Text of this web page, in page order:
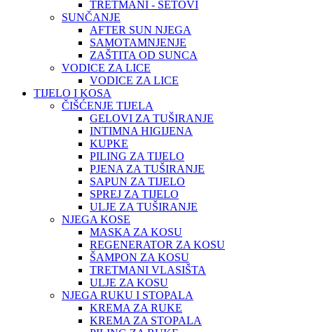
TRETMANI - SETOVI
SUNČANJE
AFTER SUN NJEGA
SAMOTAMNJENJE
ZAŠTITA OD SUNCA
VODICE ZA LICE
VODICE ZA LICE
TIJELO I KOSA
ČIŠĆENJE TIJELA
GELOVI ZA TUŠIRANJE
INTIMNA HIGIJENA
KUPKE
PILING ZA TIJELO
PJENA ZA TUŠIRANJE
SAPUN ZA TIJELO
SPREJ ZA TIJELO
ULJE ZA TUŠIRANJE
NJEGA KOSE
MASKA ZA KOSU
REGENERATOR ZA KOSU
ŠAMPON ZA KOSU
TRETMANI VLASIŠTA
ULJE ZA KOSU
NJEGA RUKU I STOPALA
KREMA ZA RUKE
KREMA ZA STOPALA